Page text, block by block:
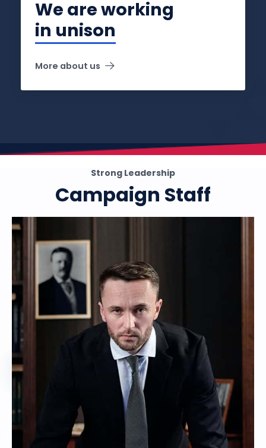
We are working
in unison
More about us
Strong Leadership
Campaign Staff